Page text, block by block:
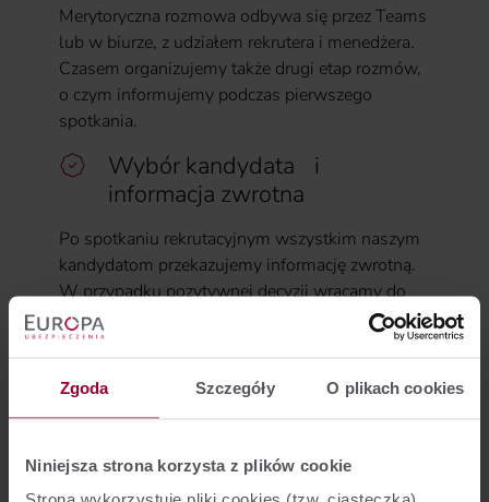
Zgoda Szczegóły O plikach cookies
Niniejsza strona korzysta z plików cookie
Merytoryczna rozmowa odbywa się przez Teams
lub w biurze, z udziałem rekrutera i menedżera.
Czasem organizujemy także drugi etap rozmów,
o czym informujemy podczas pierwszego
spotkania.
Wybór kandydata i
informacja zwrotna
Po spotkaniu rekrutacyjnym wszystkim naszym
kandydatom przekazujemy informację zwrotną.
W przypadku pozytywnej decyzji wracamy do
kandydata z ofertą współpracy.